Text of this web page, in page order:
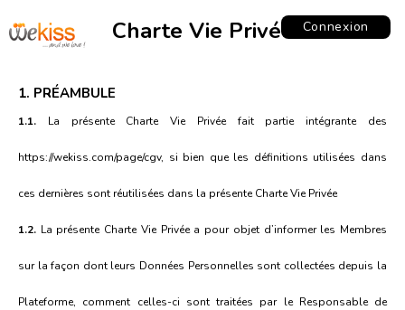
Connexion
Charte Vie Privée
1. PRÉAMBULE
1.1. La présente Charte Vie Privée fait partie intégrante des
https://wekiss.com/page/cgv, si bien que les définitions utilisées dans
ces dernières sont réutilisées dans la présente Charte Vie Privée
1.2. La présente Charte Vie Privée a pour objet d’informer les Membres
sur la façon dont leurs Données Personnelles sont collectées depuis la
Plateforme, comment celles-ci sont traitées par le Responsable de